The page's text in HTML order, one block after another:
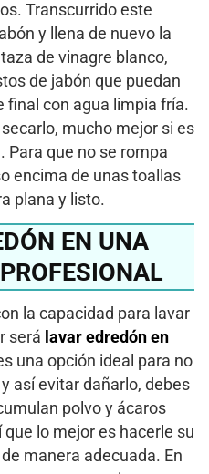
Transcurrido este
y llena de nuevo la
de vinagre blanco,
de jabón que puedan
final con agua limpia fría.
mucho mejor si es
Para que no se rompa
encima de unas toallas
plana y listo.
EN UNA
la capacidad para lavar
será lavar edredón en
una opción ideal para no
así evitar dañarlo, debes
polvo y ácaros
lo mejor es hacerle su
manera adecuada. En